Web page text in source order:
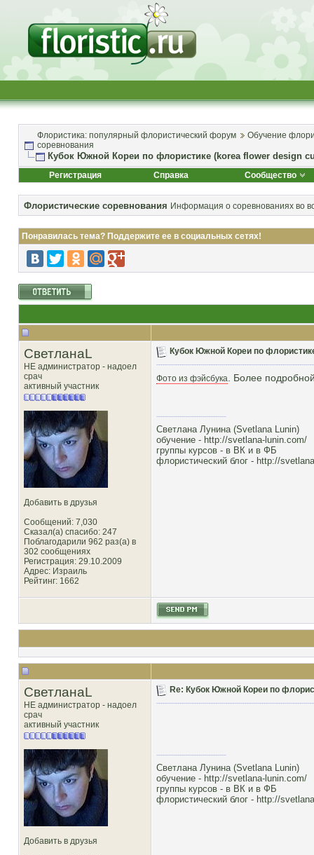
Флористика: популярный флористический форум
Обучение
соревнования
Кубок Южной Кореи по флористике (korea flower design
Регистрация Справка Сообщество
Флористические соревнования Информация о соревнованиях во
Понравилась тема? Поддержите ее в социальных сетях!
СветланаL
НЕ администратор - надоел
срач
активный участник
Добавить в друзья
Сообщений: 7,030
Сказал(а) спасибо: 247
Поблагодарили 962 раз(а) в
302 сообщениях
Регистрация: 29.10.2009
Адрес: Израиль
Рейтинг: 1662
Кубок Южной Кореи по
Фото из фэйсбука . Более
Светлана Лунина (Svetlana Lunin)
обучение - http://svetlana-lunin.com/
группы курсов - в ВК и в ФБ
флористический блог - http://
СветланаL
НЕ администратор - надоел
срач
активный участник
Добавить в друзья
Re: Кубок Южной Кореи по
Светлана Лунина (Svetlana Lunin)
обучение - http://svetlana-lunin.com/
группы курсов - в ВК и в ФБ
флористический блог - http://